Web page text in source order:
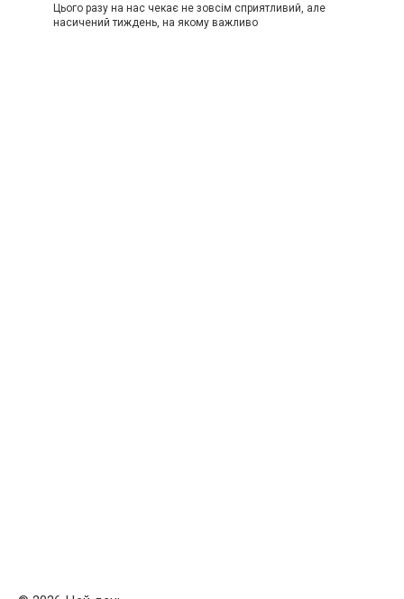
Цього разу на нас чекає не зовсім сприятливий, але
насичений тиждень, на якому важливо